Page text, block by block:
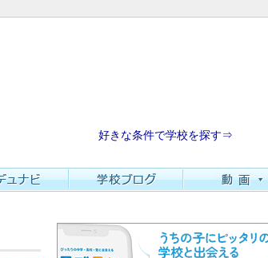
好きな条件で学校を探す⇒